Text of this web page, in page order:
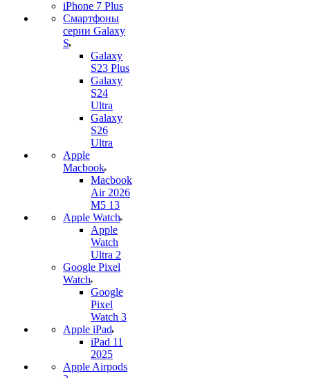
iPhone 7 Plus
Смартфоны
серии Galaxy
S
Galaxy
S23 Plus
Galaxy
S24
Ultra
Galaxy
S26
Ultra
Apple
Macbook
Macbook
Air 2026
M5 13
Apple Watch
Apple
Watch
Ultra 2
Google Pixel
Watch
Google
Pixel
Watch 3
Apple iPad
iPad 11
2025
Apple Airpods